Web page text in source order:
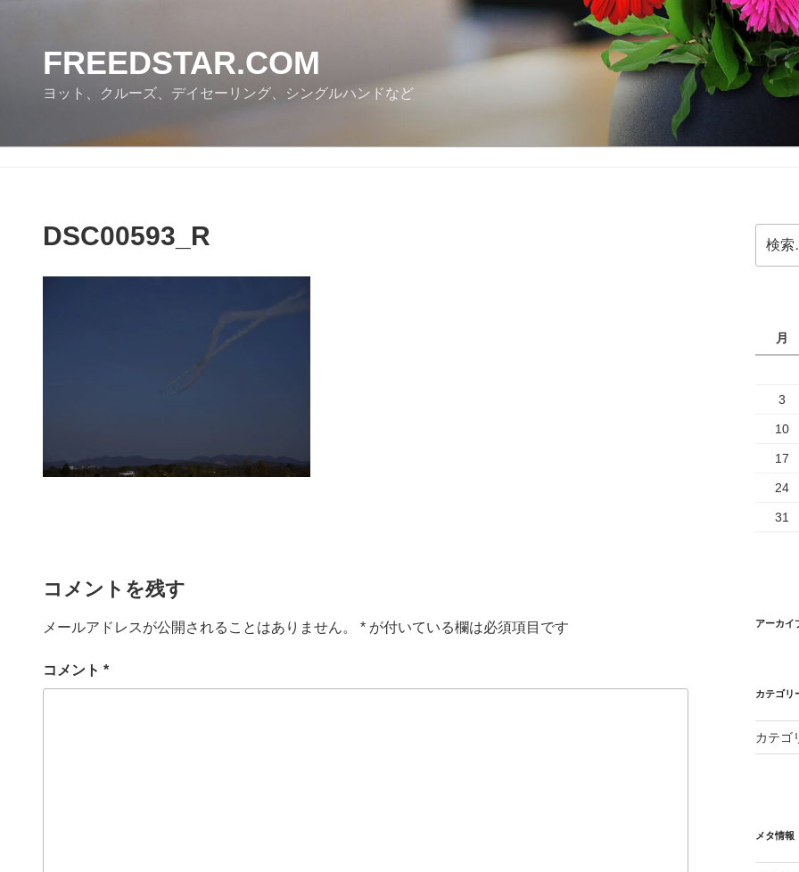
FREEDSTAR.COM
ヨット、クルーズ、デイセーリング、シングルハンドなど
DSC00593_R
コメントを残す
メールアドレスが公開されることはありません。 * が付いている欄は必須項目です
コメント *
索:
月
3
10
17
24
31
アーカイ
カテゴリ
カテゴ
メタ情報